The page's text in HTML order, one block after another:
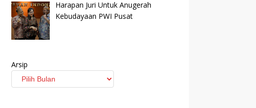
Harapan Juri Untuk Anugerah
Kebudayaan PWI Pusat
Arsip